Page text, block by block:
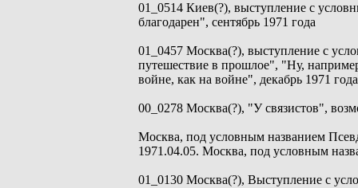
01_0514 Киев(?), выступление с
благодарен", сентябрь 1971 года
01_0457 Москва(?), выступление с
путешествие в прошлое", "Ну,
войне, как на войне", декабрь 1971 года
00_0278 Москва(?), "У связистов",
Москва, под условным названием
1971.04.05. Москва, под условным
01_0130 Москва(?), Выступление с